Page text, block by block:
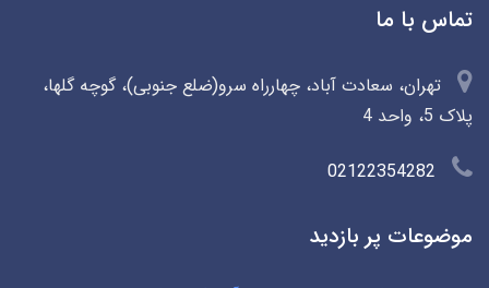
تماس با ما
تهران، سعادت آباد، چهارراه سرو(ضلع جنوبی)، گوچه گلها،
پلاک 5، واحد 4
02122354282
موضوعات پر بازدید